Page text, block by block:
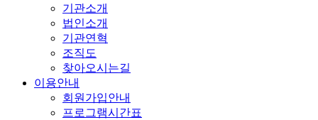
기관소개
법인소개
기관연혁
조직도
찾아오시는길
이용안내
회원가입안내
프로그램시간표